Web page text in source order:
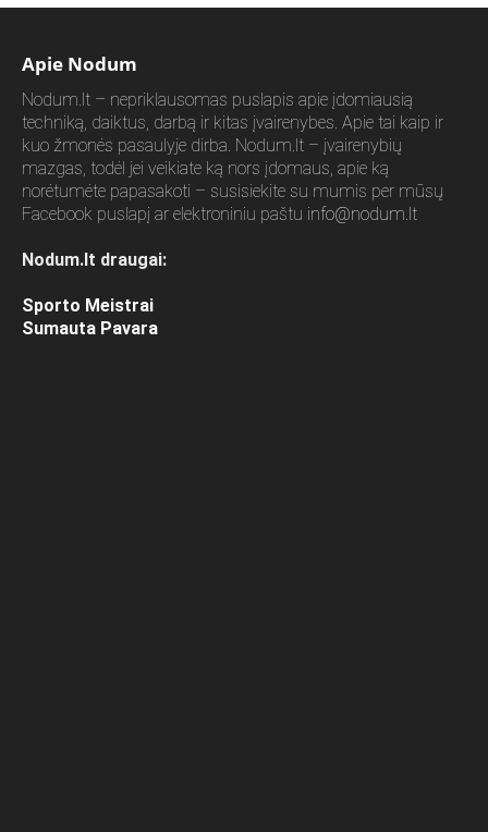
Apie Nodum
Nodum.lt – nepriklausomas puslapis apie įdomiausią
techniką, daiktus, darbą ir kitas įvairenybes. Apie tai kaip ir
kuo žmonės pasaulyje dirba. Nodum.lt – įvairenybių
mazgas, todėl jei veikiate ką nors įdomaus, apie ką
norėtumėte papasakoti – susisiekite su mumis per mūsų
Facebook puslapį ar elektroniniu paštu info@nodum.lt
Nodum.lt draugai:
Sporto Meistrai
Sumauta Pavara